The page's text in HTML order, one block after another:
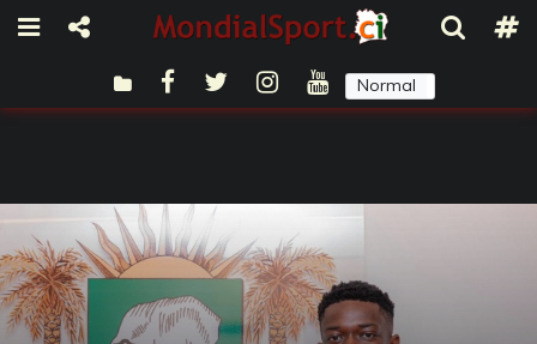
Normal